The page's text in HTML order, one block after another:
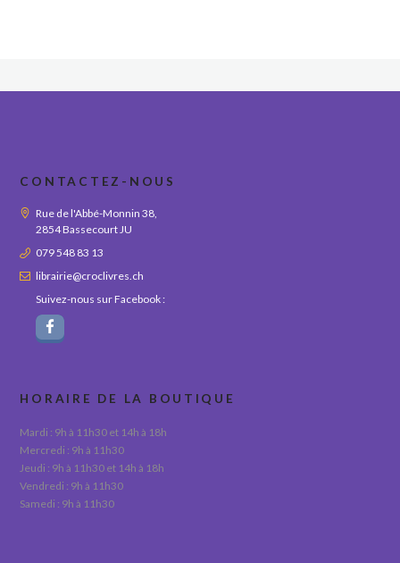
CONTACTEZ-NOUS
Rue de l'Abbé-Monnin 38,
2854 Bassecourt JU
079 548 83 13
librairie@croclivres.ch
Suivez-nous sur Facebook :
HORAIRE DE LA BOUTIQUE
Mardi : 9h à 11h30 et 14h à 18h
Mercredi : 9h à 11h30
Jeudi : 9h à 11h30 et 14h à 18h
Vendredi : 9h à 11h30
Samedi : 9h à 11h30